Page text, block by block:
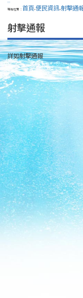
:::
現在位置： 首頁>便民資訊>射擊通
射擊通報
詳如射擊通報